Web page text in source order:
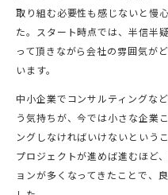
取り組む必要性も感じないと慢
た。スタート時点では、半信半
って頂きながら会社の雰囲気が
います。
中小企業でコンサルティングな
う気持ちが、今では小さな企業
ングしなければいけないという
プロジェクトが進めば進むほど
ョンが多くなってきたことで、